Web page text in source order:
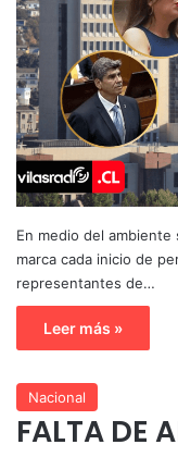
En medio del
marca cada inicio de
representantes de…
Leer más »
Nacional
FALTA DE